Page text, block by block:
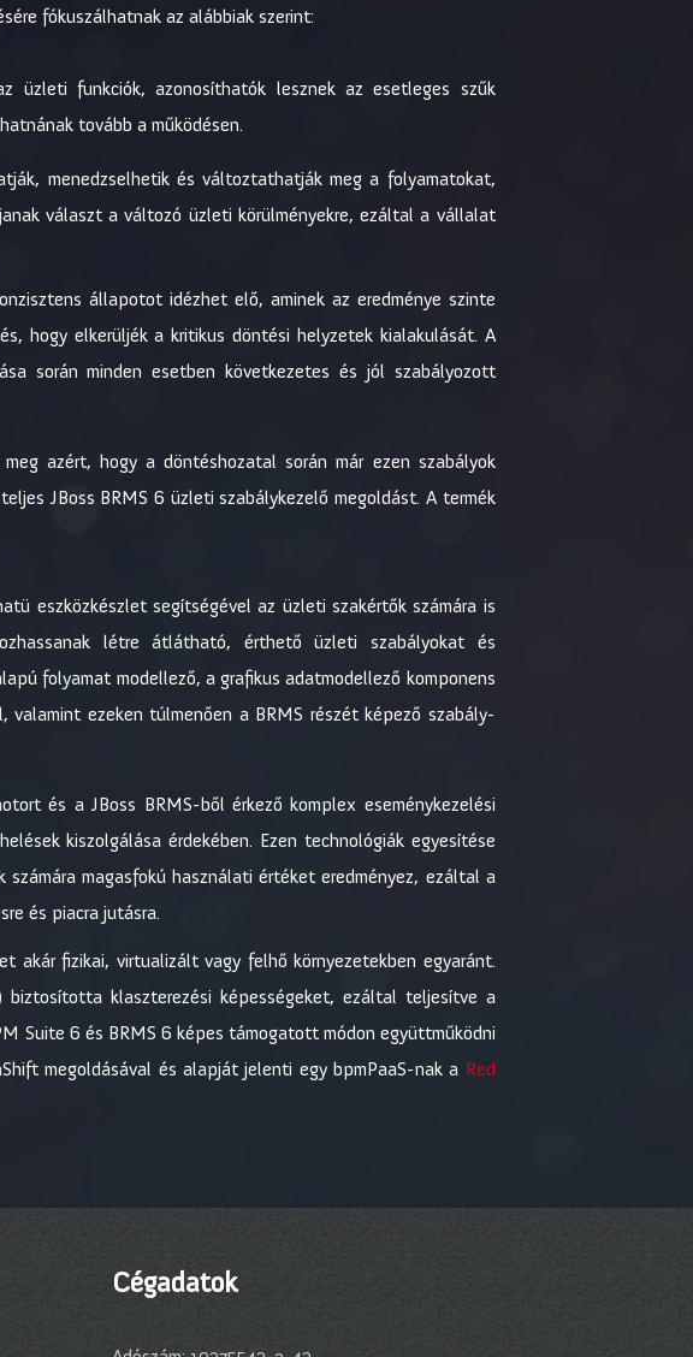
fókuszálhatnak az alábbiak szerint:
üzleti funkciók, azonosíthatók lesznek az esetleges szűk
tovább a működésen.
menedzselhetik és változtathatják meg a folyamatokat,
választ a változó üzleti körülményekre, ezáltal a vállalat
állapotot idézhet elő, aminek az eredménye szinte
hogy elkerüljék a kritikus döntési helyzetek kialakulását. A
során minden esetben következetes és jól szabályozott
azért, hogy a döntéshozatal során már ezen szabályok
JBoss BRMS 6 üzleti szabálykezelő megoldást. A termék
eszközkészlet segítségével az üzleti szakértők számára is
létre átlátható, érthető üzleti szabályokat és
folyamat modellező, a grafikus adatmodellező komponens
ezeken túlmenően a BRMS részét képező szabály-
és a JBoss BRMS-ből érkező komplex eseménykezelési
kiszolgálása érdekében. Ezen technológiák egyesítése
magasfokú használati értéket eredményez, ezáltal a
és piacra jutásra.
akár fizikai, virtualizált vagy felhő környezetekben egyaránt.
klaszterezési képességeket, ezáltal teljesítve a
Suite 6 és BRMS 6 képes támogatott módon együttműködni
megoldásával és alapját jelenti egy bpmPaaS-nak a Red
Cégadatok